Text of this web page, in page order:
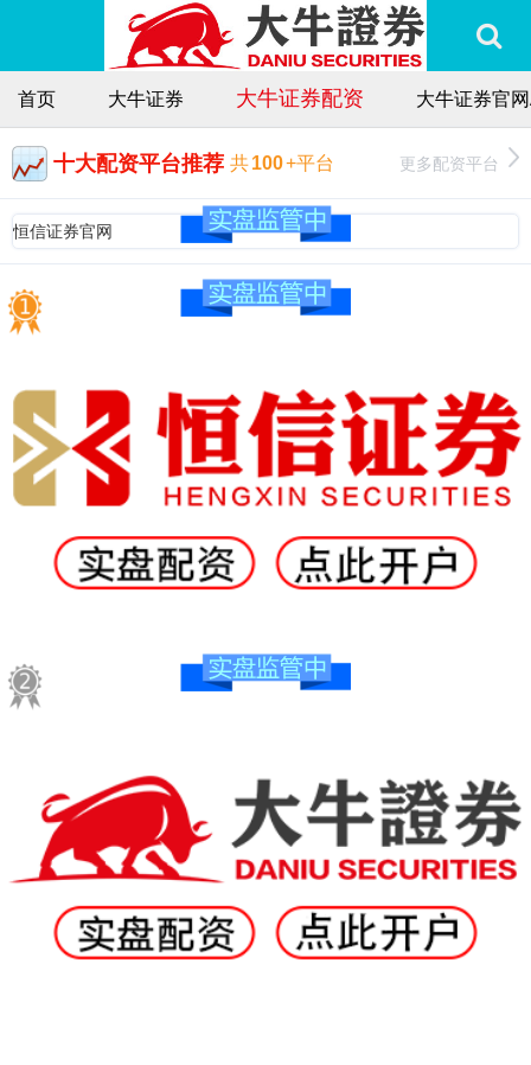
首页 大牛证券 大牛证券配资 大牛证券官
十大配资平台推荐 共100+平台 更多配资平台
恒信证券官网